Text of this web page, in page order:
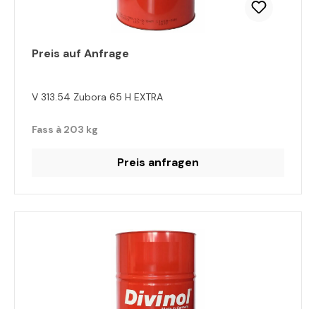
Preis auf Anfrage
V 313.54 Zubora 65 H EXTRA
Fass à 203 kg
Preis anfragen